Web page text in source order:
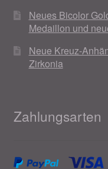
Neues Bicolor
Medaillon und
Neue Kreuz-
Zirkonia
Zahlungsarten